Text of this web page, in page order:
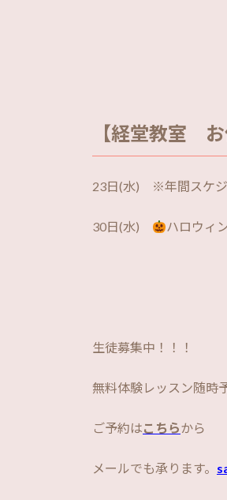
【経堂教室 お
23日(水) ※年間スケジ
30日(水) ハロウィ
生徒募集中！！！
無料体験レッスン随時
ご予約はこちらから
メールでも承ります。